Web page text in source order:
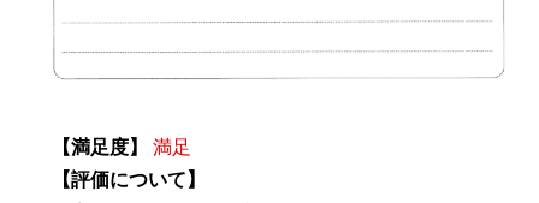
【満足度】
満足
【評価について】